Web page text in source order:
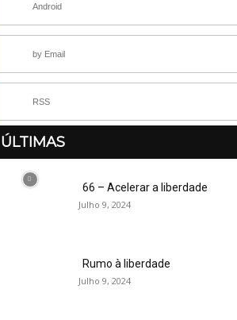
Android
by Email
RSS
ÚLTIMAS
66 – Acelerar a liberdade
Julho 9, 2024
Rumo à liberdade
Julho 9, 2024